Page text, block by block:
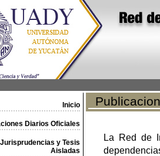
Inicio
Diarios Oficiales
Jurisprudencias y Tesis
Aisladas
La Red de